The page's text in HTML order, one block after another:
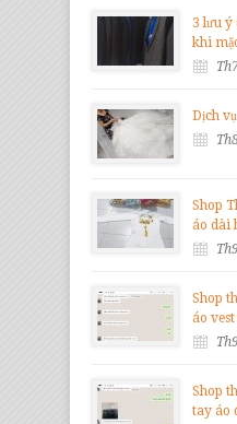
3 lưu ý
khi
Dịch
Shop
áo dài
Shop
áo
Shop
tay áo